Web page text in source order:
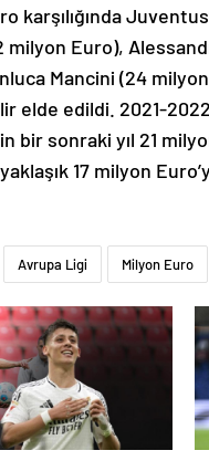
karşılığında
milyon Euro),
Mancini (24
elde edildi. 2021-
bir sonraki yıl 21
17 milyon
Avrupa Ligi Milyon Euro